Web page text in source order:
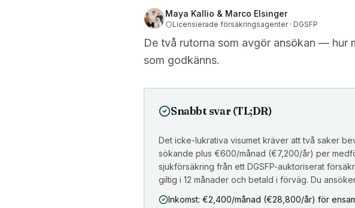
Maya Kallio & Marco Elsinger
Licensierade försäkringsagenter · DGSFP
De två rutorna som avgör ansökan — hur
som godkänns.
Snabbt svar (TL;DR)
Det icke-lukrativa visumet kräver att två saker
sökande plus €600/månad (€7,200/år) per
sjukförsäkring från ett DGSFP-auktoriserat
giltig i 12 månader och betald i förväg. Du
Inkomst: €2,400/månad (€28,800/år) för